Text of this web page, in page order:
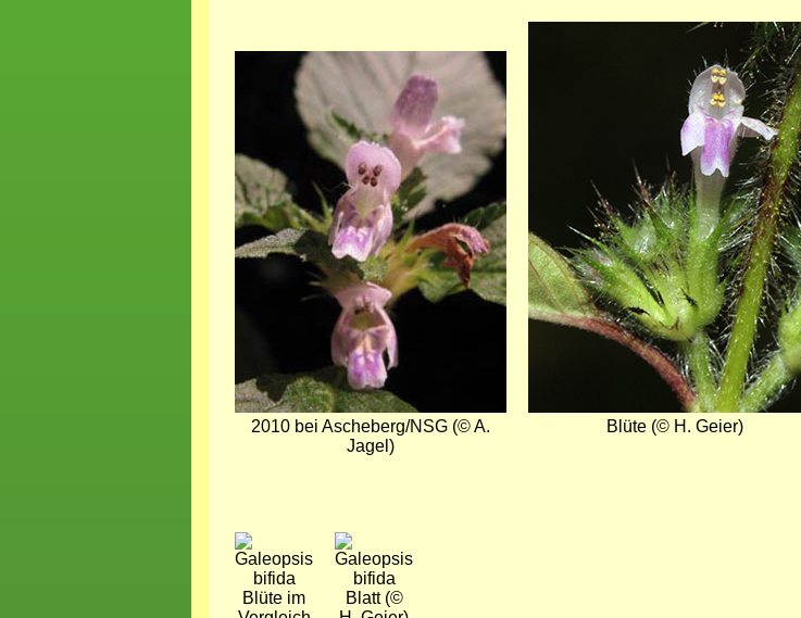
2010 bei Ascheberg/NSG (© A.
Jagel)
Blüte (© H. Geier)
Bild
Blüte im
Bild
Blatt (©